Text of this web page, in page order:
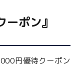
ポン』
円優待クーポン